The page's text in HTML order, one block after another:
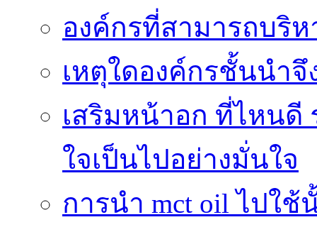
องค์กรที่สามารถบริ
เหตุใดองค์กรชั้นนำ
เสริมหน้าอก ที่ไหนดี
ใจเป็นไปอย่างมั่นใจ
การนำ mct oil ไปใ